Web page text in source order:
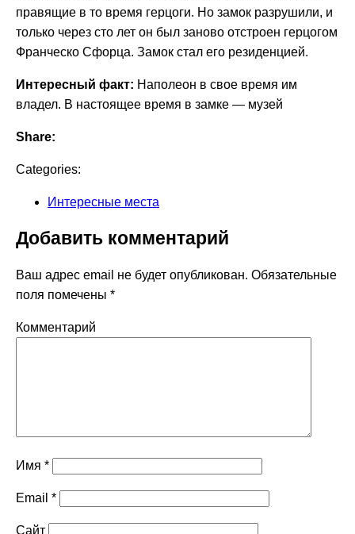
правящие в то время герцоги. Но замок разрушили, и
только через сто лет он был заново отстроен герцогом
Франческо Сфорца. Замок стал его резиденцией.
Интересный факт: Наполеон в свое время им
владел. В настоящее время в замке — музей
Share:
Categories:
Интересные места
Добавить комментарий
Ваш адрес email не будет опубликован. Обязательные
поля помечены *
Комментарий
Имя *
Email *
Сайт